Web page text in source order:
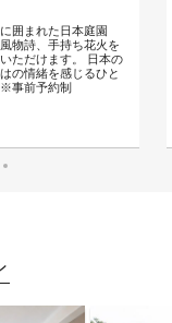
囲まれた日本庭園
物詩、手持ち花火を
ただけます。 日本の
の情緒を感じるひと
※事前予約制